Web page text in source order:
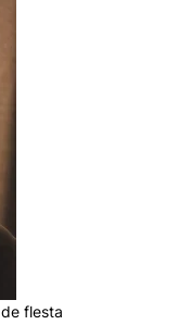
flesta